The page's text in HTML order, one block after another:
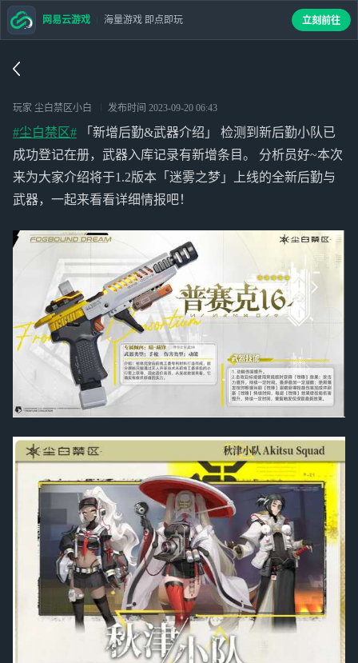
玩家 尘白禁区小白 发布时间 2023-09-20 06:43
#尘白禁区# 「新增后勤&武器介绍」 检测到新后勤小队已
成功登记在册，武器入库记录有新增条目。 分析员好~本次
来为大家介绍将于1.2版本「迷雾之梦」上线的全新后勤与
武器，一起来看看详细情报吧！
网易云游戏 海量游戏 即点即玩 立刻前往